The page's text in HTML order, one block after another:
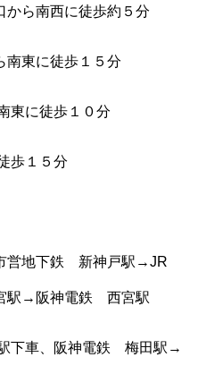
ら南西に徒歩約５分
東に徒歩１５分
東に徒歩１０分
歩１５分
営地下鉄 新神戸駅→JR
駅→阪神電鉄 西宮駅
車、阪神電鉄 梅田駅→